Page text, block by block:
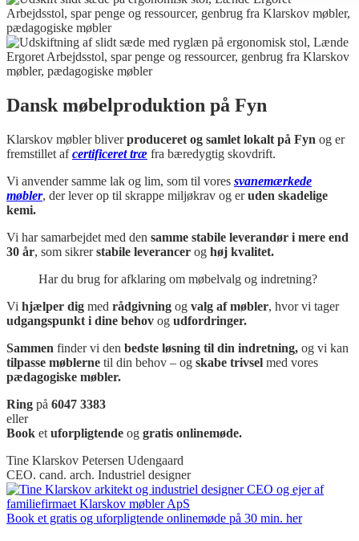
Dansk møbelproduktion på Fyn
Klarskov møbler bliverproduceret og samlet lokalt på Fyn og er
fremstillet afcertificeret træ fra bæredygtig skovdrift.
Vi anvender samme lak og lim, som til vores svanemærkede
møbler, der lever op til skrappe miljøkrav og eruden skadelige
kemi.
Vi har samarbejdet med den samme stabile leverandør i mere end
30 år, som sikrerstabile leverancer og høj kvalitet.
Har du brug for afklaring om møbelvalg og indretning?
Vi hjælper dig med rådgivning og valg af møbler, hvor vi tager
udgangspunkt i dine behov og udfordringer.
Sammen finder vi den bedste løsning til din indretning, og vi kan
tilpasse møblerne til din behov – og skabe trivsel med vores
pædagogiske møbler.
Ring på 6047 3383
eller
Book et uforpligtende og gratis onlinemøde.
Tine Klarskov Petersen Udengaard
CEO. cand. arch. Industriel designer
Book et gratis og uforpligtende onlinemøde på 30 min. her